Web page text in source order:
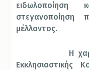
στεγανοποίηση
μέλλοντος.
Η
Εκκλησιαστικής